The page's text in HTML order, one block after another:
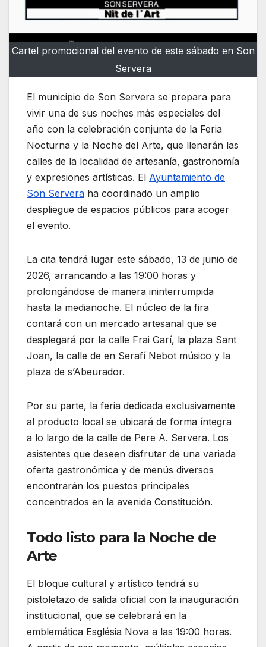
Cartel promocional del evento de este sábado en Son
Servera
El municipio de Son Servera se prepara para
vivir una de sus noches más especiales del
año con la celebración conjunta de la Feria
Nocturna y la Noche del Arte, que llenarán las
calles de la localidad de artesanía, gastronomía
y expresiones artísticas. El Ayuntamiento de
Son Servera ha coordinado un amplio
despliegue de espacios públicos para acoger
el evento.
La cita tendrá lugar este sábado, 13 de junio de
2026, arrancando a las 19:00 horas y
prolongándose de manera ininterrumpida
hasta la medianoche. El núcleo de la fira
contará con un mercado artesanal que se
desplegará por la calle Frai Garí, la plaza Sant
Joan, la calle de en Serafí Nebot músico y la
plaza de s’Abeurador.
Por su parte, la feria dedicada exclusivamente
al producto local se ubicará de forma íntegra
a lo largo de la calle de Pere A. Servera. Los
asistentes que deseen disfrutar de una variada
oferta gastronómica y de menús diversos
encontrarán los puestos principales
concentrados en la avenida Constitución.
Todo listo para la Noche de
Arte
El bloque cultural y artístico tendrá su
pistoletazo de salida oficial con la inauguración
institucional, que se celebrará en la
emblemática Església Nova a las 19:00 horas.